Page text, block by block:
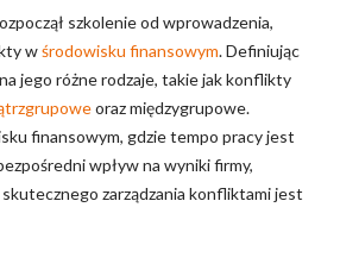
szkolenie od wprowadzenia,
wśrodowisku finansowym. Definiując
jego różne rodzaje, takie jak konflikty
oraz międzygrupowe.
finansowym, gdzie tempo pracy jest
wpływ na wyniki firmy,
zarządzania konfliktami jest